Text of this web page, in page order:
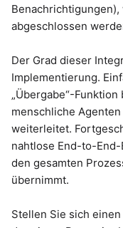
abgeschlossen
Der Grad dieser
Implementierung.
„Übergabe“-
menschliche
weiterleitet.
nahtlose End-to-
den gesamten
übernimmt.
Stellen Sie sich